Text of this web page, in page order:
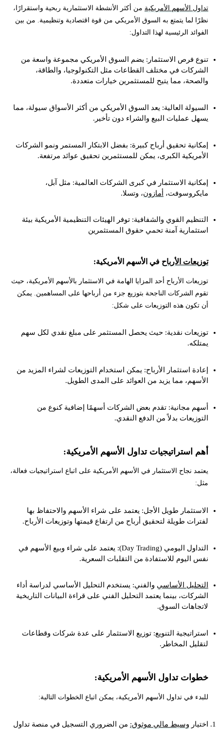
تداول الأسهم الأمريكية من أكثر الأنشطة الاستثمارية ربحية واستقرارًا،
نظرًا لما يتمتع به السوق الأمريكي من قوة اقتصادية وتنظيمية. من بين
الفوائد الرئيسية لهذا التداول:
تنوع فرص الاستثمار: يضم السوق الأمريكي مجموعة واسعة من
الشركات في مختلف القطاعات مثل التكنولوجيا، والطاقة،
والصحة، مما يتيح للمستثمرين خيارات متعددة.
السيولة العالية: يعد السوق الأمريكي من أكثر الأسواق سيولة، مما
يسهل عمليات البيع والشراء دون تأخير.
إمكانية تحقيق أرباح كبيرة: بفضل الابتكار المستمر ونمو الشركات
الأمريكية الكبرى، يمكن للمستثمرين تحقيق عوائد مرتفعة.
إمكانية الاستثمار في كبرى الشركات العالمية: مثل آبل،
مايكروسوفت،
أمازون، وتسلا.
التنظيم القوي والشفافية: توفر الهيئات التنظيمية الأمريكية بيئة
استثمارية آمنة تحمي حقوق المستثمرين
توزيعات الأرباح في الأسهم الأمريكية:
توزيعات الأرباح أحد المزايا الهامة في الاستثمار بالأسهم الأمريكية، حيث
تقوم الشركات الناجحة بتوزيع جزء من أرباحها على المساهمين. يمكن
أن تكون هذه التوزيعات على شكل:
توزيعات نقدية: حيث يحصل المستثمر على مبلغ نقدي لكل سهم
يمتلكه.
إعادة استثمار الأرباح: يمكن استخدام التوزيعات لشراء المزيد من
الأسهم، مما يزيد من العوائد على المدى الطويل.
أسهم مجانية: تقدم بعض الشركات أسهمًا إضافية كنوع من
التوزيعات بدلاً من الدفع النقدي.
أهم استراتيجيات تداول الأسهم الأمريكية:
يعتمد نجاح الاستثمار في الأسهم الأمريكية على اتباع استراتيجيات فعالة،
مثل:
الاستثمار طويل الأجل: يعتمد على شراء الأسهم والاحتفاظ بها
لفترات طويلة لتحقيق أرباح من ارتفاع قيمتها وتوزيعات الأرباح.
التداول اليومي (Day Trading): يعتمد على شراء وبيع الأسهم في
نفس اليوم للاستفادة من التقلبات السعرية.
التحليل الأساسي والفني: يستخدم التحليل الأساسي لدراسة أداء
الشركات، بينما يعتمد التحليل الفني على قراءة البيانات التاريخية
لاتجاهات السوق.
استراتيجية التنويع: توزيع الاستثمار على عدة شركات وقطاعات
لتقليل المخاطر.
خطوات تداول الأسهم الأمريكية:
للبدء في تداول الأسهم الأمريكية، يمكن اتباع الخطوات التالية:
اختيار وسيط مالي موثوق: من الضروري التسجيل في منصة تداول